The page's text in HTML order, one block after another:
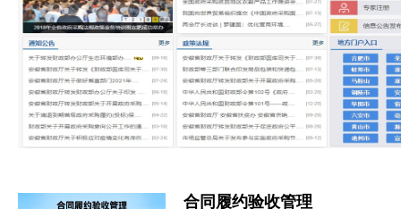
合同履约验收管理